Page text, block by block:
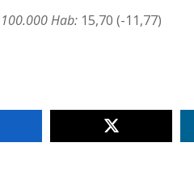
Hab: 15,70 (-11,77)